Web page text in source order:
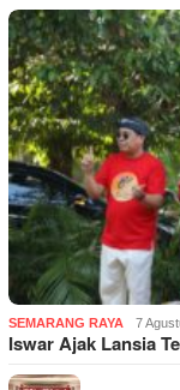
SEMARANG RAYA 7
Iswar Ajak Lansia